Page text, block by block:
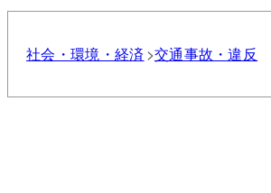
社会・環境・経済 交通事故・違反